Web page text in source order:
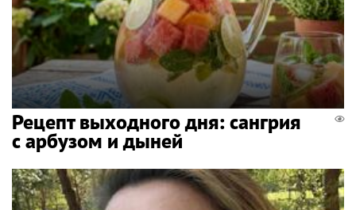
Рецепт выходного дня: сангрия
с арбузом и дыней